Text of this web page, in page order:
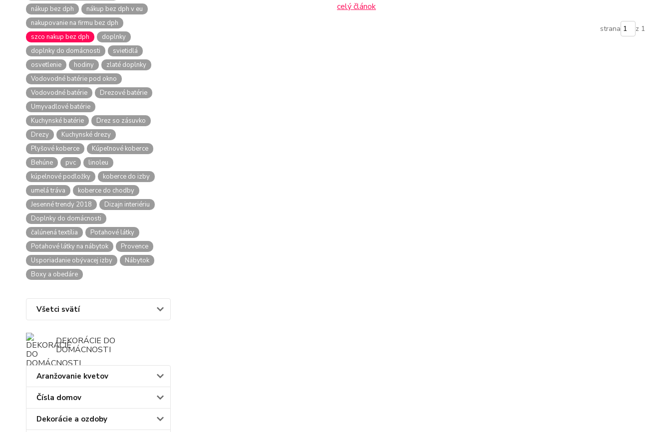
nákup bez dph
nákup bez dph v eu
nakupovanie na firmu bez dph
szco nakup bez dph
doplnky
doplnky do domácnosti
svietidlá
osvetlenie
hodiny
zlaté doplnky
Vodovodné batérie pod okno
Vodovodné batérie
Drezové batérie
Umyvadlové batérie
Kuchynské batérie
Drez so zásuvko
Drezy
Kuchynské drezy
Plyšové koberce
Kúpeľnové koberce
Behúne
pvc
linoleu
kúpelnové podložky
koberce do izby
umelá tráva
koberce do chodby
Jesenné trendy 2018
Dizajn interiériu
Doplnky do domácnosti
čalúnená textília
Poťahové látky
Poťahové látky na nábytok
Provence
Usporiadanie obývacej izby
Nábytok
Boxy a obedáre
Všetci svätí
DEKORÁCIE DO
DOMÁCNOSTI
Aranžovanie kvetov
Čísla domov
Dekorácie a ozdoby
celý článok
strana z 1